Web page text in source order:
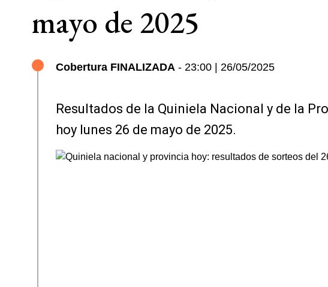
mayo de 2025
Cobertura FINALIZADA - 23:00 | 26/05/2025
Resultados de la Quiniela Nacional y de la
hoy lunes 26 de mayo de 2025.